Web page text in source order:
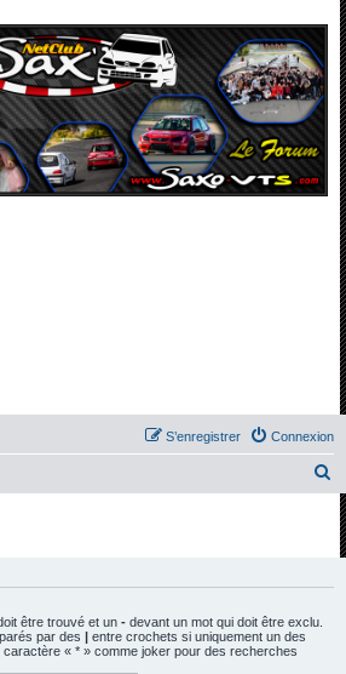
Connexion
S’enregistrer
e
être trouvé et un - devant un mot qui doit être exclu.
par des | entre crochets si uniquement un des
« * » comme joker pour des recherches